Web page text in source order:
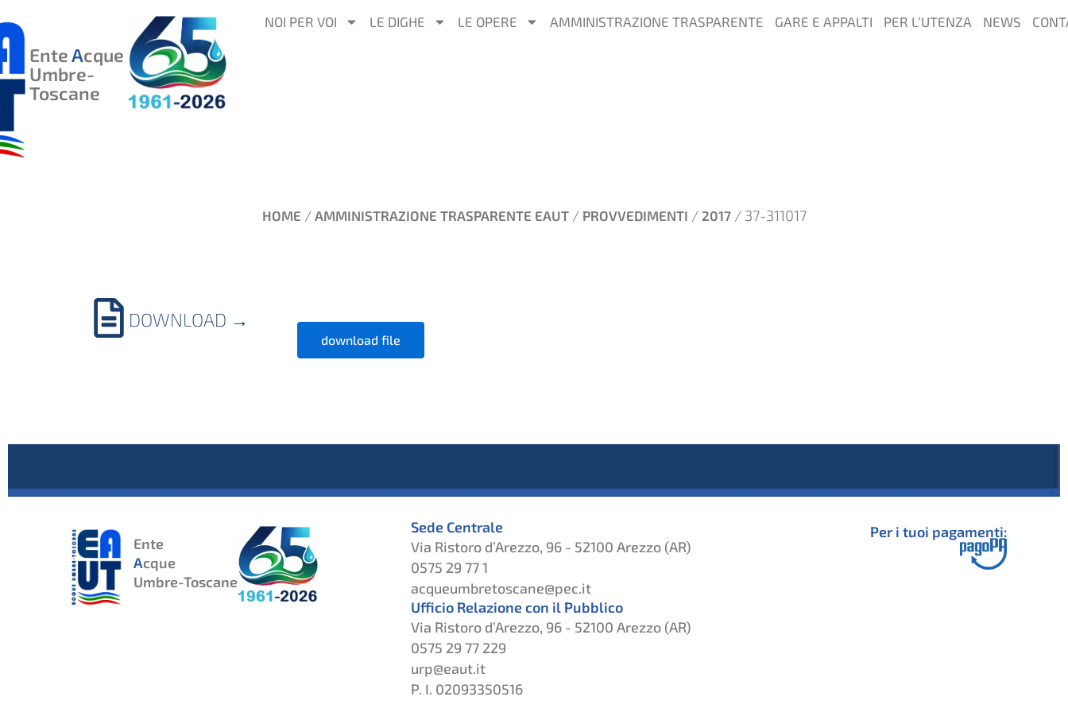
AL
CONTENUTO
EnteAcque
Umbre-
Toscane
NOI PER VOI LE DIGHE LE OPERE AMMINISTRAZIONE TRASPARENTE GARE E APPALTI PER L’UTENZA NEWS
HOME / AMMINISTRAZIONE TRASPARENTE EAUT/ PROVVEDIMENTI / 2017/ 37-311017
DOWNLOAD →
download file
Ente
Acque
Umbre-Toscane
Sede Centrale
Via Ristoro d’Arezzo, 96 - 52100 Arezzo (AR)
0575 29 77 1
acqueumbretoscane@pec.it
Ufficio Relazione con il Pubblico
Via Ristoro d’Arezzo, 96 - 52100 Arezzo (AR)
0575 29 77 229
urp@eaut.it
P. I. 02093350516
Per i tuoi pagamenti: